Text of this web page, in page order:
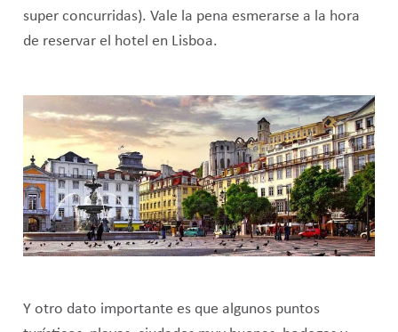
super concurridas). Vale la pena esmerarse a la hora
de reservar el hotel en Lisboa.
Y otro dato importante es que algunos puntos